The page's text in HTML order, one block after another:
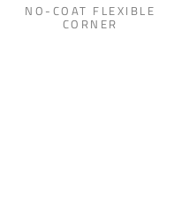
NO-COAT FLEXIBLE
CORNER